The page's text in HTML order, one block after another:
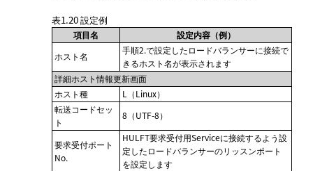
表1.20設定例
項目名
設定内容（例）
ホスト名
手順2.で設定したロードバランサーに接続で
きるホスト名が表示されます
詳細ホスト情報更新画面
ホスト種
L（Linux）
転送コードセッ
ト
8（UTF-8）
要求受付ポート
No.
HULFT要求受付用Serviceに接続するよう設
定したロードバランサーのリッスンポート
を設定します